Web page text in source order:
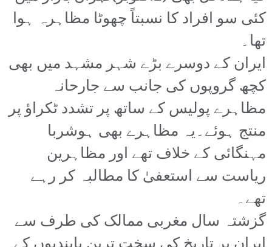
کئی سو افراد کا نسبتاً چھوٹا مظاہرہ ہوا
تھا۔
ایران کے دوسرے بڑے شہر مشہد میں بھی
کچھ گروپوں کی جانب سے جارحانہ
مظاہرے پولیس کے ساتھ پر تشدد ٹکراؤ پر
منتج ہوئے۔یہ مظاہرے بھی ہوشربا
مہنگائی کے خلاف تھے اور مظاہرین
ریاست سے استعفیٰ کا مطالبہ کر رہے
تھے۔
گزشتہ سال مغربی ممالک کی طرف سے